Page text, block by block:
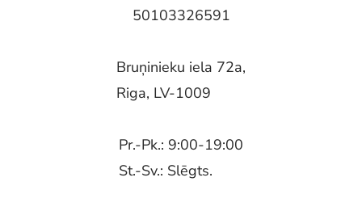
50103326591
Bruņinieku iela 72a,
Riga, LV-1009
Pr.-Pk.: 9:00-19:00
St.-Sv.: Slēgts.